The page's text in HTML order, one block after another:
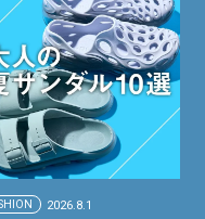
2026.8.1